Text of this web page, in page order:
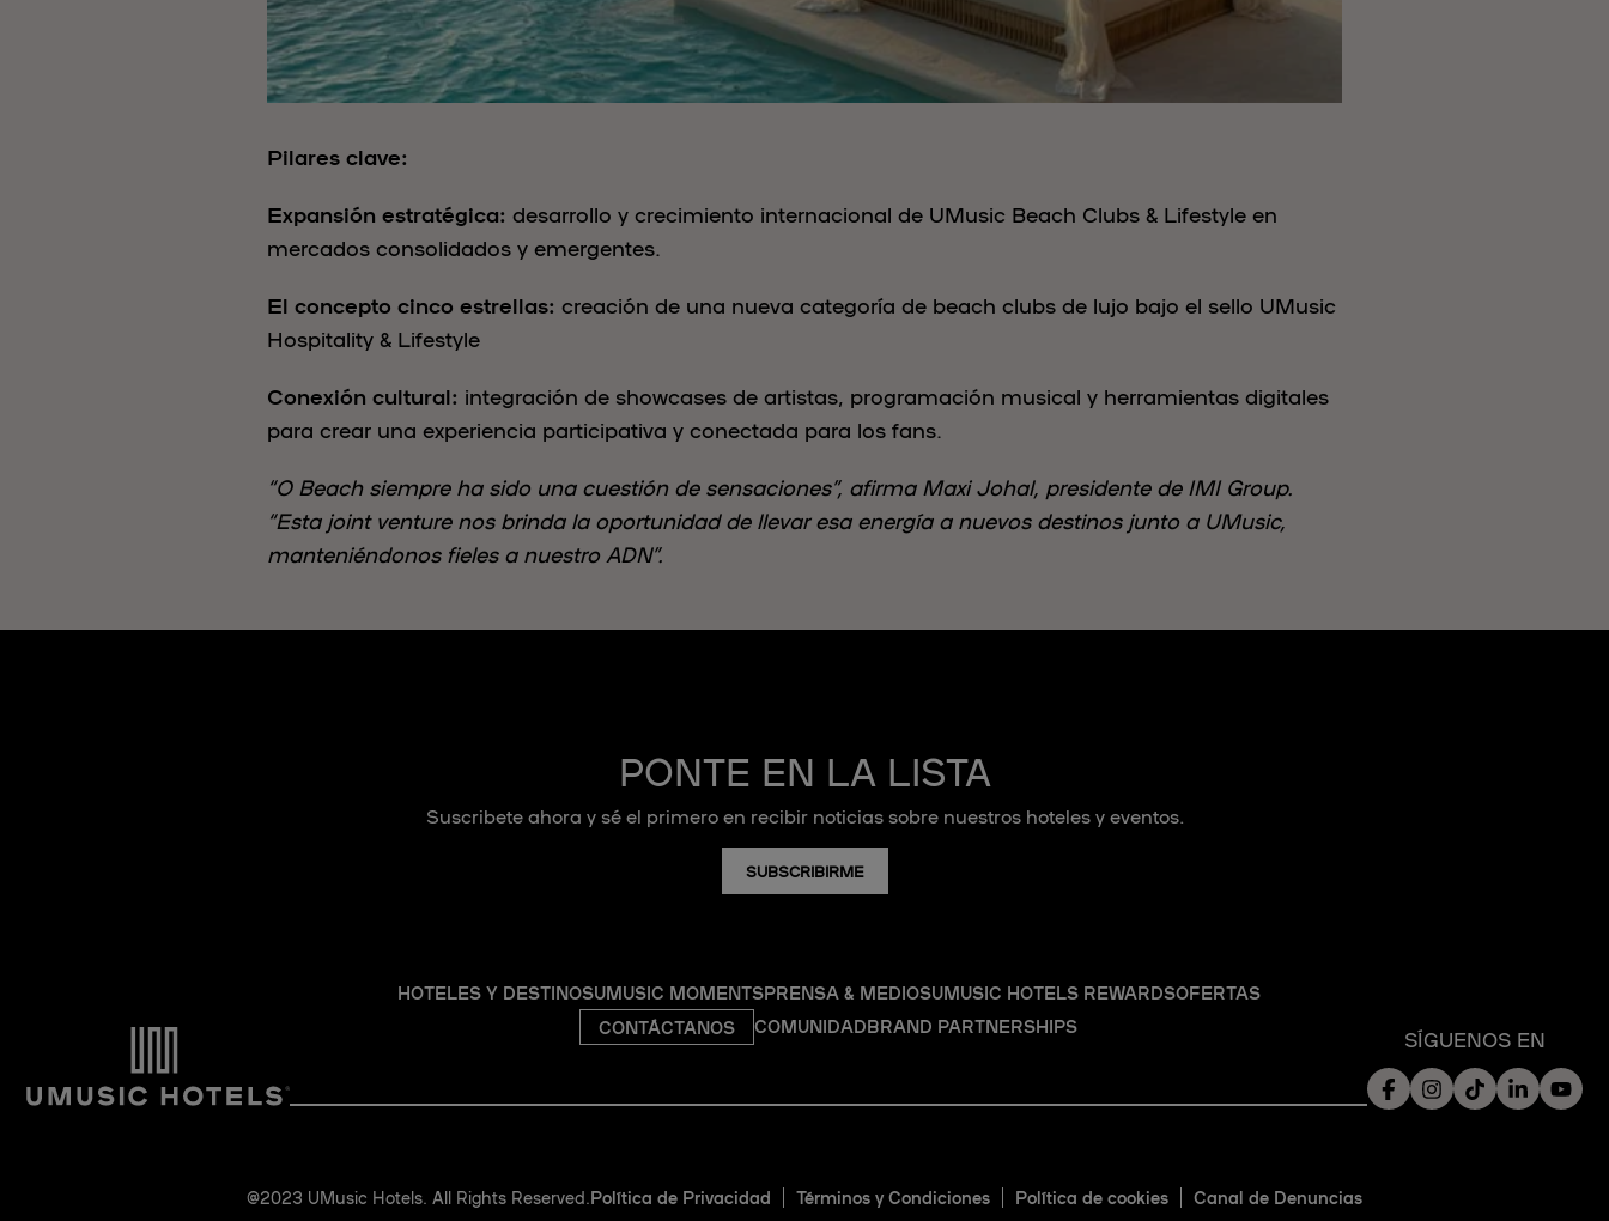
Pilares clave:
Expansión estratégica: desarrollo y crecimiento internacional de UMusic Beach Clubs & Lifestyle en
mercados consolidados y emergentes.
El concepto cinco estrellas: creación de una nueva categoría de beach clubs de lujo bajo el sello UMusic
Hospitality & Lifestyle
Conexión cultural: integración de showcases de artistas, programación musical y herramientas digitales
para crear una experiencia participativa y conectada para los fans.
“O Beach siempre ha sido una cuestión de sensaciones”, afirma Maxi Johal, presidente de IMI Group.
“Esta joint venture nos brinda la oportunidad de llevar esa energía a nuevos destinos junto a UMusic,
manteniéndonos fieles a nuestro ADN”.
PONTE EN LA LISTA
Suscribete ahora y sé el primero en recibir noticias sobre nuestros hoteles y eventos.
SUBSCRIBIRME
HOTELES Y DESTINOSUMUSIC MOMENTSPRENSA & MEDIOSUMUSIC HOTELS REWARDSOFERTAS
CONTÁCTANOS
COMUNIDADBRAND PARTNERSHIPS SÍGUENOS EN
@2023 UMusic Hotels. All Rights Reserved.Política de Privacidad Términos y Condiciones Política de cookies Canal de Denuncias